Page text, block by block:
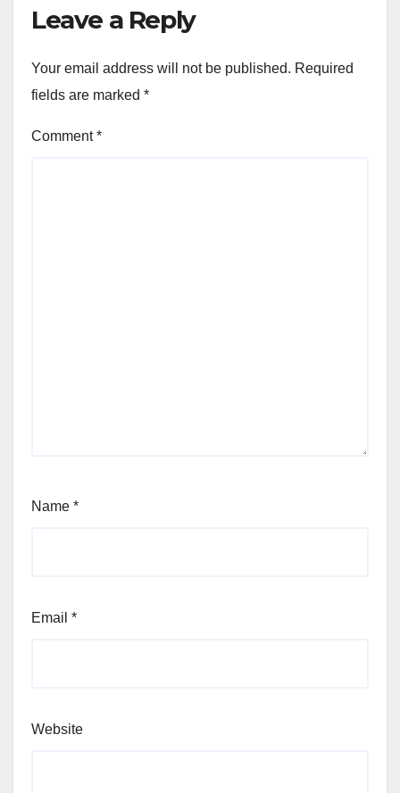
Leave a Reply
Your email address will not be published. Required
fields are marked *
Comment*
Name *
Email *
Website